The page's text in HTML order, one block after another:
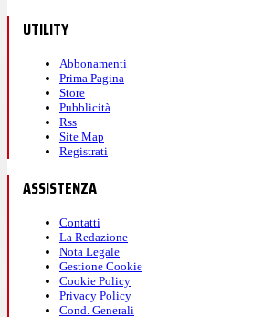
UTILITY
Abbonamenti
Prima Pagina
Store
Pubblicità
Rss
Site Map
Registrati
ASSISTENZA
Contatti
La Redazione
Nota Legale
Gestione Cookie
Cookie Policy
Privacy Policy
Cond. Generali